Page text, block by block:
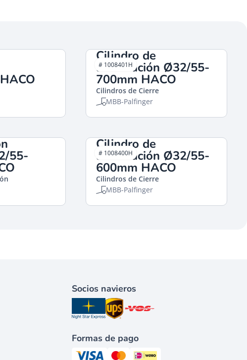
Cilindro de
articulación Ø32/55-
700mm HACO
Cilindros de Cierre
MBB-Palfinger
# 1008401H
55-
Cilindro de
articulación Ø32/55-
600mm HACO
Cilindros de Cierre
MBB-Palfinger
# 1008400H
Socios navieros
Formas de pago